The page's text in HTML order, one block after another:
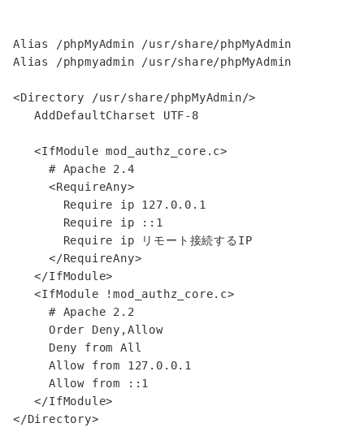
Alias /phpMyAdmin /usr/share/phpMyAdmin
Alias /phpmyadmin /usr/share/phpMyAdmin
<Directory /usr/share/phpMyAdmin/>
   AddDefaultCharset UTF-8
   <IfModule mod_authz_core.c>
     # Apache 2.4
     <RequireAny>
       Require ip 127.0.0.1
       Require ip ::1
       Require ip リモート接続するIP
     </RequireAny>
   </IfModule>
   <IfModule !mod_authz_core.c>
     # Apache 2.2
     Order Deny,Allow
     Deny from All
     Allow from 127.0.0.1
     Allow from ::1
   </IfModule>
</Directory>